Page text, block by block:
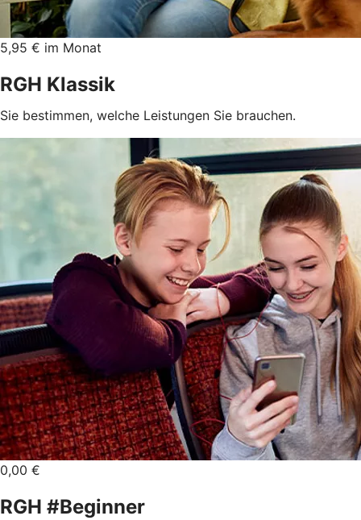
5,95 € im Monat
RGH Klassik
Sie bestimmen, welche Leistungen Sie brauchen.
0,00 €
RGH #Beginner